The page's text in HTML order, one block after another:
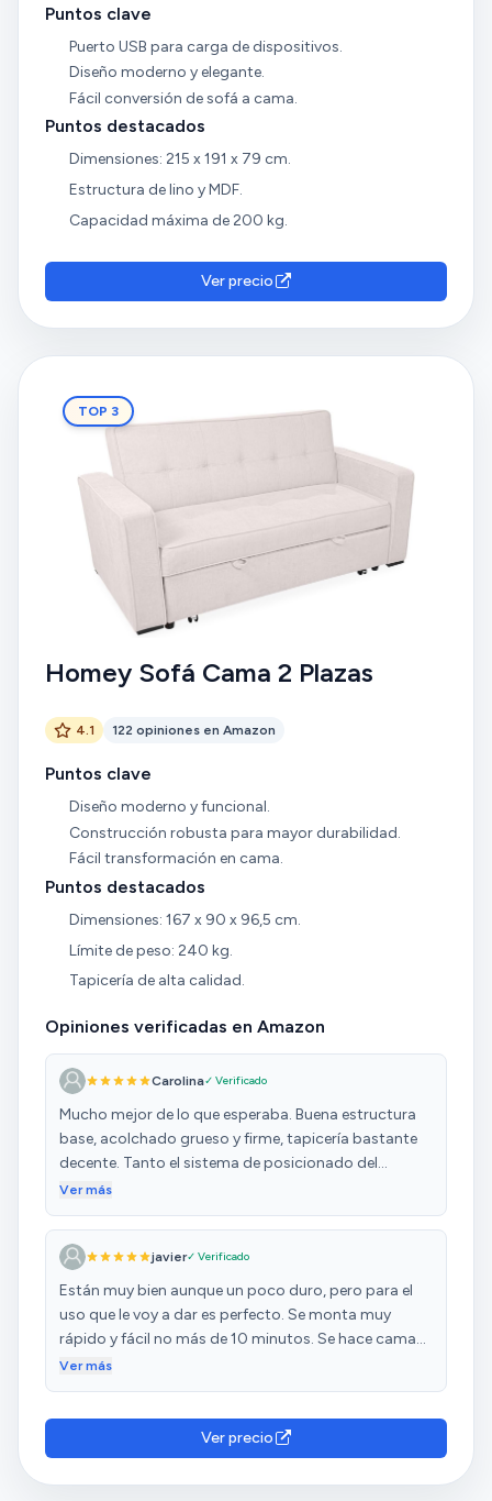
Puntos clave
Puerto USB para carga de dispositivos.
Diseño moderno y elegante.
Fácil conversión de sofá a cama.
Puntos destacados
Dimensiones: 215 x 191 x 79 cm.
Estructura de lino y MDF.
Capacidad máxima de 200 kg.
Ver precio
TOP 3
Homey Sofá Cama 2 Plazas
4.1 122 opiniones en Amazon
Puntos clave
Diseño moderno y funcional.
Construcción robusta para mayor durabilidad.
Fácil transformación en cama.
Puntos destacados
Dimensiones: 167 x 90 x 96,5 cm.
Límite de peso: 240 kg.
Tapicería de alta calidad.
Opiniones verificadas en Amazon
Carolina✓ Verificado
Mucho mejor de lo que esperaba. Buena estructura
base, acolchado grueso y firme, tapicería bastante
decente. Tanto el sistema de posicionado del
respaldo como el del segundo colchón son muy
para una visita o una siesta, más que de sobra. En
general, tiene muy buena calidad a pesar del bajo
precio teniendo en cuenta lo que te venden en los
grandes almacenes del mueble.
Ver más
javier✓ Verificado
Están muy bien aunque un poco duro, pero para el
uso que le voy a dar es perfecto. Se monta muy
rápido y fácil no más de 10 minutos. Se hace cama
de forma muy rápida. He comprado 2 y muy
Ver más
Ver precio